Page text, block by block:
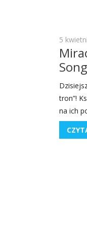
5
Song
tron”!
na ich